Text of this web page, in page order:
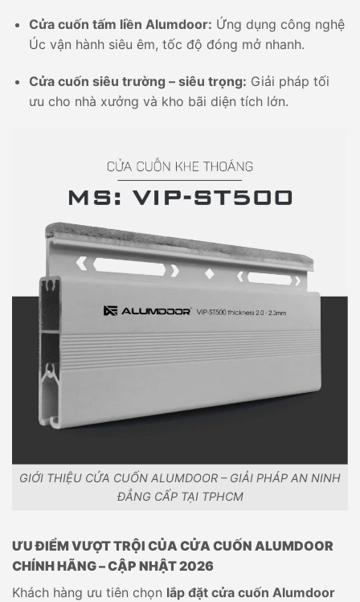
Cửa cuốn tấm liền Alumdoor: Ứng dụng công nghệ
Úc vận hành siêu êm, tốc độ đóng mở nhanh.
Cửa cuốn siêu trường – siêu trọng: Giải pháp tối
ưu cho nhà xưởng và kho bãi diện tích lớn.
GIỚI THIỆU CỬA CUỐN ALUMDOOR – GIẢI PHÁP AN NINH
ĐẲNG CẤP TẠI TPHCM
ƯU ĐIỂM VƯỢT TRỘI CỦA CỬA CUỐN ALUMDOOR
CHÍNH HÃNG – CẬP NHẬT 2026
Khách hàng ưu tiên chọn lắp đặt cửa cuốn Alumdoor